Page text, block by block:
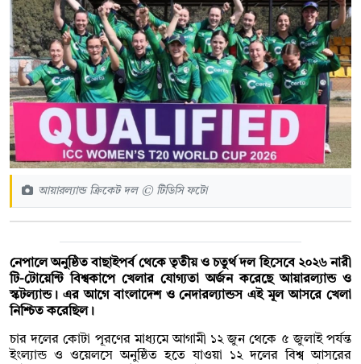
আয়ারল্যান্ড ক্রিকেট দল © টিডিসি ফটো
নেপালে অনুষ্ঠিত বাছাইপর্ব থেকে তৃতীয় ও চতুর্থ দল হিসেবে ২০২৬ নারী
টি-টোয়েন্টি বিশ্বকাপে খেলার যোগ্যতা অর্জন করেছে আয়ারল্যান্ড ও
স্কটল্যান্ড। এর আগে বাংলাদেশ ও নেদারল্যান্ডস এই মূল আসরে খেলা
নিশ্চিত করেছিল।
চার দলের কোটা পূরণের মাধ্যমে আগামী ১২ জুন থেকে ৫ জুলাই পর্যন্ত
ইংল্যান্ড ও ওয়েলসে অনুষ্ঠিত হতে যাওয়া ১২ দলের বিশ্ব আসরের